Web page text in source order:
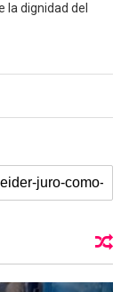
la dignidad del